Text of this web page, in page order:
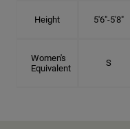
Height 5'6"-5'8"
Women's
Equivalent
S